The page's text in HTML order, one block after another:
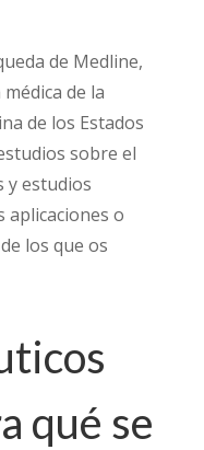
de Medline,
de la
de los Estados
sobre el
y estudios
aplicaciones o
los que os
qué se